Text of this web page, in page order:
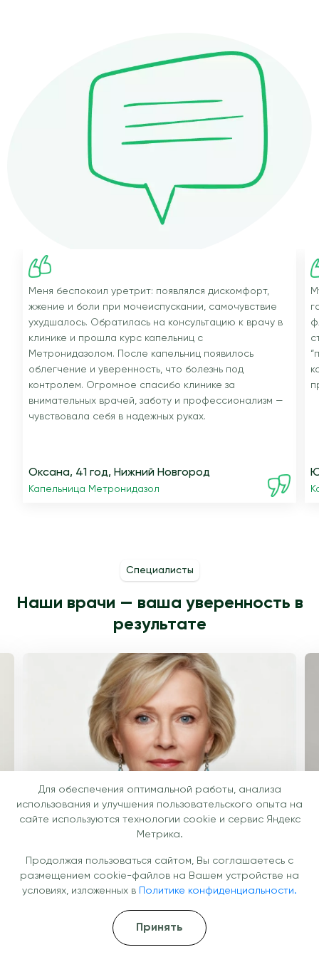
Меня беспокоил уретрит: появлялся дискомфорт,
жжение и боли при мочеиспускании, самочувствие
ухудшалось. Обратилась на консультацию к врачу в
клинике и прошла курс капельниц с
Метронидазолом. После капельниц появилось
облегчение и уверенность, что болезнь под
контролем. Огромное спасибо клинике за
внимательных врачей, заботу и профессионализм —
чувствовала себя в надежных руках.
Оксана, 41 год, Нижний Новгород
Капельница Метронидазол
Специалисты
Наши врачи — ваша уверенность в
результате
Невролог
Подробнее
Для обеспечения оптимальной работы, анализа
использования и улучшения пользовательского опыта на
сайте используются технологии cookie и сервис Яндекс
Метрика.
Продолжая пользоваться сайтом, Вы соглашаетесь с
размещением cookie-файлов на Вашем устройстве на
условиях, изложенных в
Политике конфиденциальности.
Принять